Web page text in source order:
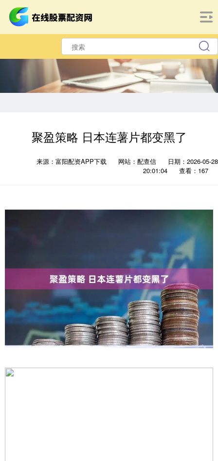
聚盈策略 日本连薯片都变黑了
来源：富阳配资APP下载 网站：配查信
日期：2026-05-28
20:01:04
查看：167